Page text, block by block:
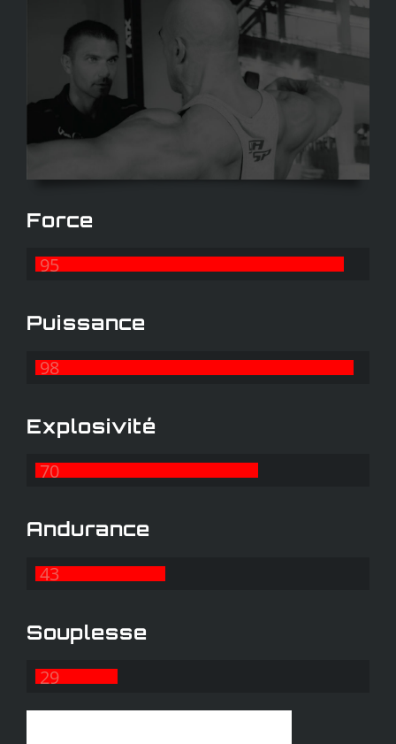
Force
95
Puissance
98
Explosivité
70
Andurance
43
Souplesse
29